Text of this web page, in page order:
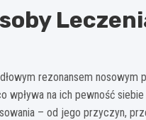
rezonansem nosowym
wpływa na ich pewność
– od jego przyczyn,